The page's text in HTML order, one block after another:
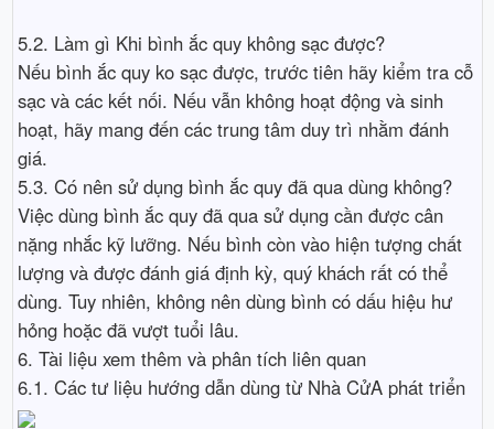
5.2. Làm gì Khi bình ắc quy không sạc được?
Nếu bình ắc quy ko sạc được, trước tiên hãy kiểm tra cỗ
sạc và các kết nối. Nếu vẫn không hoạt động và sinh
hoạt, hãy mang đến các trung tâm duy trì nhằm đánh
giá.
5.3. Có nên sử dụng bình ắc quy đã qua dùng không?
Việc dùng bình ắc quy đã qua sử dụng cần được cân
nặng nhắc kỹ lưỡng. Nếu bình còn vào hiện tượng chất
lượng và được đánh giá định kỳ, quý khách rất có thể
dùng. Tuy nhiên, không nên dùng bình có dấu hiệu hư
hỏng hoặc đã vượt tuổi lâu.
6. Tài liệu xem thêm và phân tích liên quan
6.1. Các tư liệu hướng dẫn dùng từ Nhà CửA phát triển